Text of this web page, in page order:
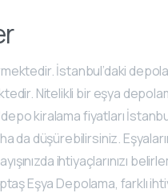
İstanbul’daki
Nitelikli bir eşya
kiralama fiyatları
düşürebilirsiniz.
ihtiyaçlarınızı
Eşya Depolama, farklı